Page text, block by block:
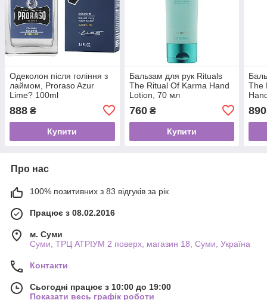
Одеколон після гоління з
лаймом, Proraso Azur
Lime? 100ml
888 ₴
Купити
Бальзам для рук Rituals
The Ritual Of Karma Hand
Lotion, 70 мл
760₴
Купити
The
890
Про нас
100% позитивних з 83 відгуків за рік
Працює з 08.02.2016
м. Суми
Суми, ТРЦ АТРІУМ 2 поверх, магазин 18, Суми, Україна
Контакти
Сьогодні працює з 10:00 до 19:00
Показати весь графік роботи